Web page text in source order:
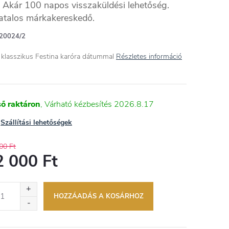
Akár 100 napos visszaküldési lehetőség.
márkakereskedő.
2
Festina karóra dátummal Részletes információ
raktáron 2026.8.17
Szállítási lehetőségek
Ft
000 Ft
HOZZÁADÁS A KOSÁRHOZ